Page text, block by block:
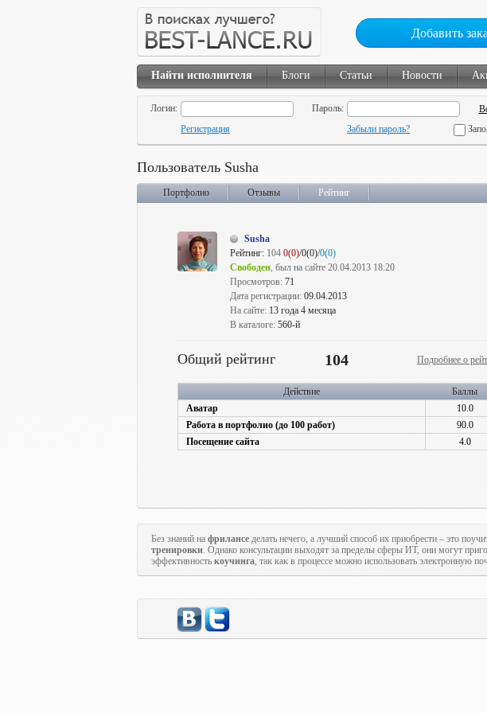
Добавить
Найти исполнителя Блоги Статьи Новости
Логин:
Пароль:
Регистрация
Забыли пароль?
Пользователь Susha
Портфолио Отзывы Рейтинг
Susha
Рейтинг: 104 0(0)/0(0)/0(0)
Свободен, был на сайте 20.04.2013 18:20
Просмотров: 71
Дата регистрации: 09.04.2013
На сайте: 13 года 4 месяца
В каталоге: 560-й
Общий рейтинг 104 Подробнее о
Действие
Баллы
Аватар
10.0
Работа в портфолио (до 100 работ)
90.0
Посещение сайта
4.0
Без знаний на фрилансе делать нечего, а лучший способ их приобрести – это
тренировки. Однако консультации выходят за пределы сферы ИТ, они могут
эффективность коучинга, так как в процессе можно использовать электронную